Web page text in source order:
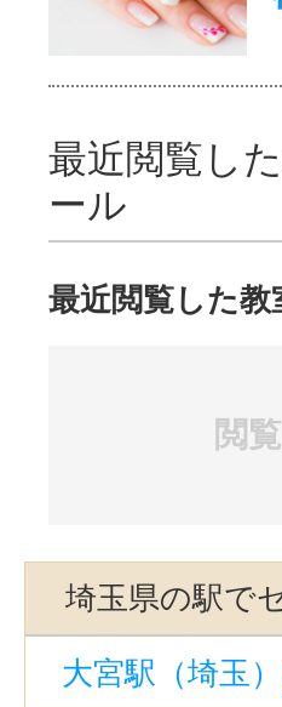
最近閲覧し
ール
最近閲覧した教
閲
埼玉県の駅で
大宮駅（埼玉